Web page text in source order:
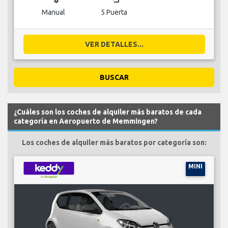
Manual 5 Puerta
VER DETALLES...
BUSCAR
¿Cuáles son los coches de alquiler más baratos de cada
categoría en Aeropuerto de Memmingen?
Los coches de alquiler más baratos por categoría son:
MINI